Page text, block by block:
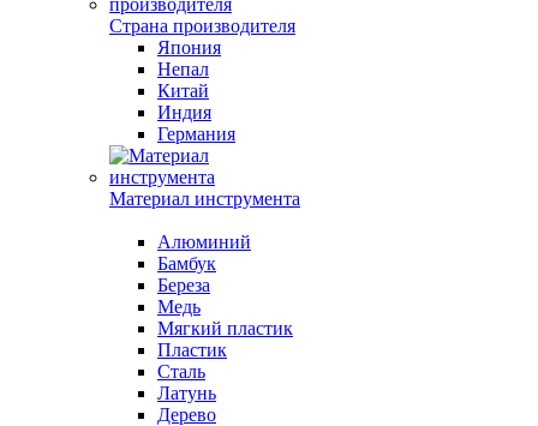
Страна производителя
Япония
Непал
Китай
Индия
Германия
Материал инструмента
Алюминий
Бамбук
Береза
Медь
Мягкий пластик
Пластик
Сталь
Латунь
Дерево